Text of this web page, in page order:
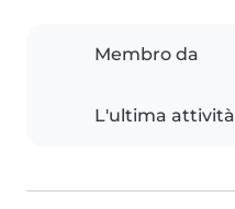
Membro da
L'ultima attività